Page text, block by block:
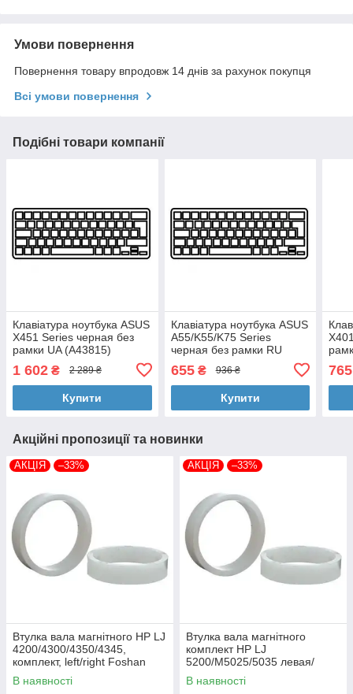
Умови повернення
Повернення товару впродовж 14 днів за рахунок покупця
Всі умови повернення
Подібні товари компанії
Клавіатура ноутбука ASUS
X451 Series черная без
рамки UA (A43815)
1 602 ₴ 2 289 ₴
Купити
Клавіатура ноутбука ASUS
A55/K55/K75 Series
черная без рамки RU
655₴ 936 ₴
Купити
765
Акційні пропозиції та новинки
АКЦІЯ –33%
Втулка вала магнітного HP LJ
4200/4300/4350/4345,
комплект, left/right Foshan
(MAG-1338A-BSH-Foshan)
В наявності
АКЦІЯ –33%
Втулка вала магнітного
комплект HP LJ
5200/M5025/5035 левая/
правая Foshan (MAG-7516A-
BSH-Foshan)
В наявності